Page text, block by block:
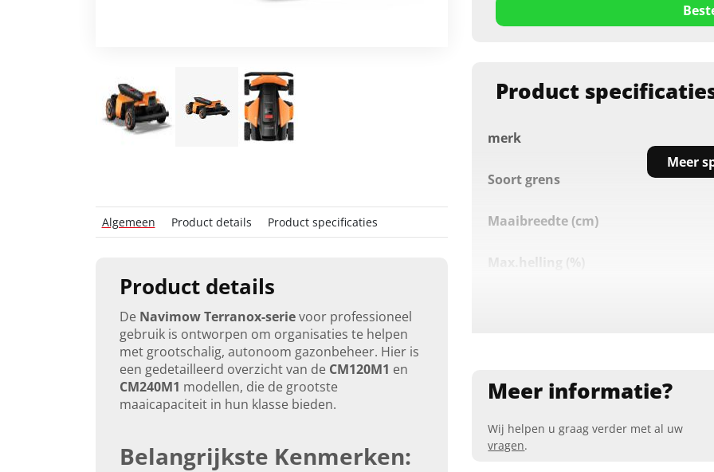
Product details
De Navimow Terranox-serievoor professioneel
gebruik is ontworpen om organisaties te helpen
met grootschalig, autonoom gazonbeheer. Hier is
een gedetailleerd overzicht van de CM120M1 en
CM240M1 modellen, die de grootste
maaicapaciteit in hun klasse bieden.
Belangrijkste Kenmerken:
Algemeen Product details Product specificaties
Product
merk
Soort grens
Maaibreedte (cm)
Max.helling (%)
Oppervlaktecapaciteit (m²)
Bluetooth
Meer
Meer informatie?
Wij helpen u graag verder met al uw
vragen.